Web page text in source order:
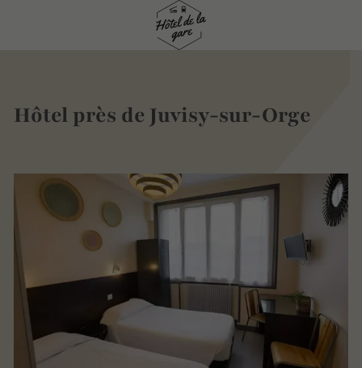
Hôtel près de Juvisy-sur-Orge